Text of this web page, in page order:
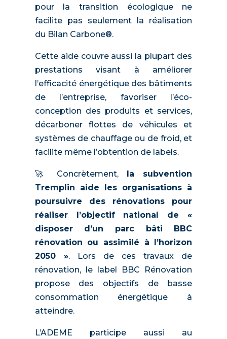
pour la transition écologique ne
facilite pas seulement la réalisation
du Bilan Carbone®.
Cette aide couvre aussi la plupart des
prestations visant à améliorer
l’efficacité énergétique des bâtiments
de l’entreprise, favoriser l’éco-
conception des produits et services,
décarboner flottes de véhicules et
systèmes de chauffage ou de froid, et
facilite même l’obtention de labels.
🚀 Concrètement, la subvention
Tremplin aide les organisations à
poursuivre des rénovations pour
réaliser l’objectif national de «
disposer d’un parc bâti BBC
rénovation ou assimilé à l’horizon
2050 ». Lors de ces travaux de
rénovation, le label BBC Rénovation
propose des objectifs de basse
consommation énergétique à
atteindre.
L’ADEME participe aussi au